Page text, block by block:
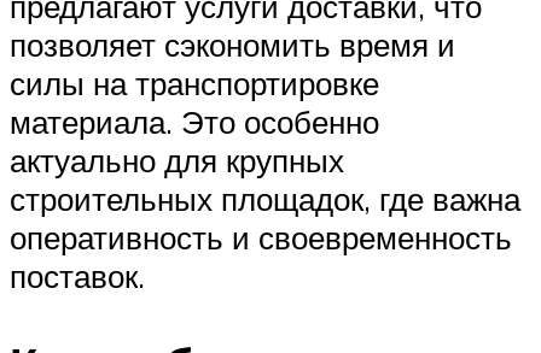
позволяет сэкономить время и
силы на транспортировке
материала. Это особенно
актуально для крупных
строительных площадок, где важна
оперативность и своевременность
поставок.